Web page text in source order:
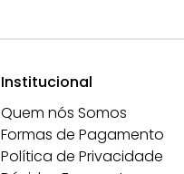
Institucional
Quem nós Somos
Formas de Pagamento
Política de Privacidade